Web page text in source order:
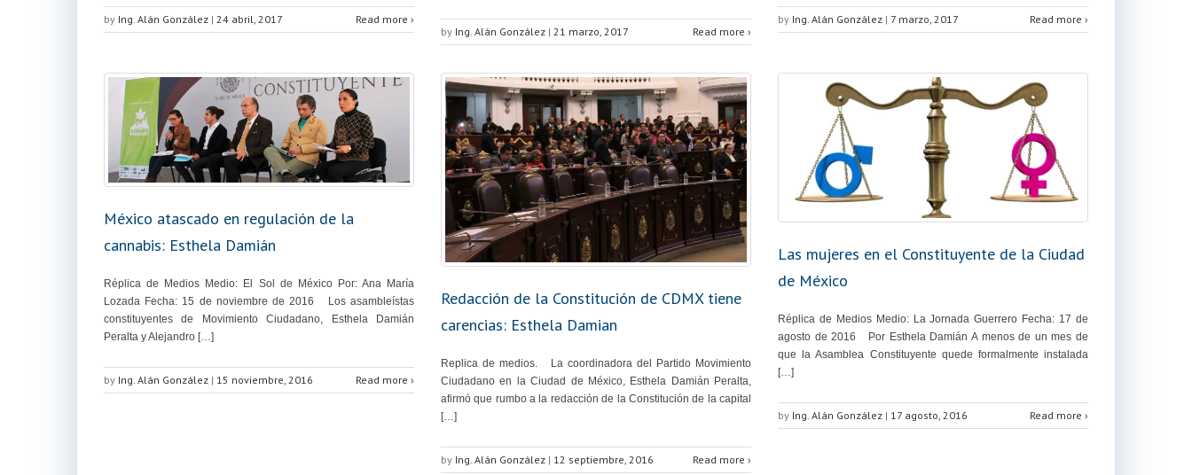
by Ing. Alán González | 24 abril, 2017 Read more ›
by Ing. Alán González | 21 marzo, 2017 Read more ›
by Ing. Alán González | 7 marzo, 2017 Read more ›
México atascado en regulación de la
cannabis: Esthela Damián
Réplica de Medios Medio: El Sol de México Por: Ana María
Lozada Fecha: 15 de noviembre de 2016 Los asambleístas
constituyentes de Movimiento Ciudadano, Esthela Damián
Peralta y Alejandro […]
by Ing. Alán González | 15 noviembre, 2016 Read more ›
Redacción de la Constitución de CDMX tiene
carencias: Esthela Damian
Replica de medios. La coordinadora del Partido Movimiento
Ciudadano en la Ciudad de México, Esthela Damián Peralta,
afirmó que rumbo a la redacción de la Constitución de la capital
[…]
by Ing. Alán González | 12 septiembre, 2016 Read more ›
Las mujeres en el Constituyente de la Ciudad
de México
Réplica de Medios Medio: La Jornada Guerrero Fecha: 17 de
agosto de 2016 Por Esthela Damián A menos de un mes de
que la Asamblea Constituyente quede formalmente instalada
[…]
by Ing. Alán González | 17 agosto, 2016 Read more ›